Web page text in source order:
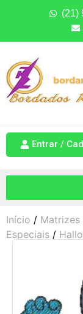
(21)
Entrar /
Início /
Especiais /